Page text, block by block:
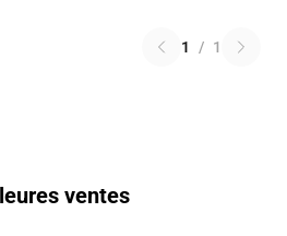
1 / 1
ventes